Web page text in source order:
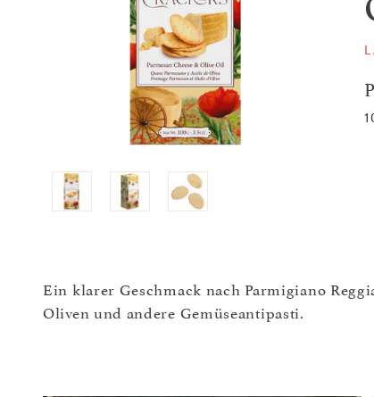
Ein klarer Geschmack nach Parmigiano
Oliven und andere Gemüseantipasti.